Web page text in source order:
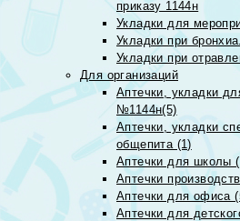
приказу 1144н
Укладки для
Укладки при
Укладки при
Для организаций
Аптечки, укладки
№1144н(5)
Аптечки, укладки
общепита (1)
Аптечки для школы
Аптечки
Аптечки для офиса
Аптечки для